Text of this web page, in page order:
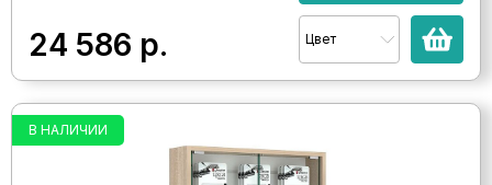
24 586 р. Цвет
В НАЛИЧИИ